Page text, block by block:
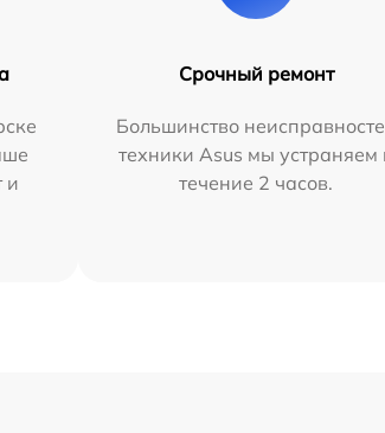
и
Срочный ремонт
Большинство
техники Asus мы устраняем
течение 2 часов.